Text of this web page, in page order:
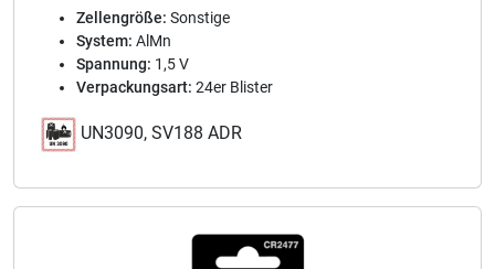
Zellengröße: Sonstige
System: AlMn
Spannung: 1,5 V
Verpackungsart: 24er Blister
UN3090, SV188 ADR